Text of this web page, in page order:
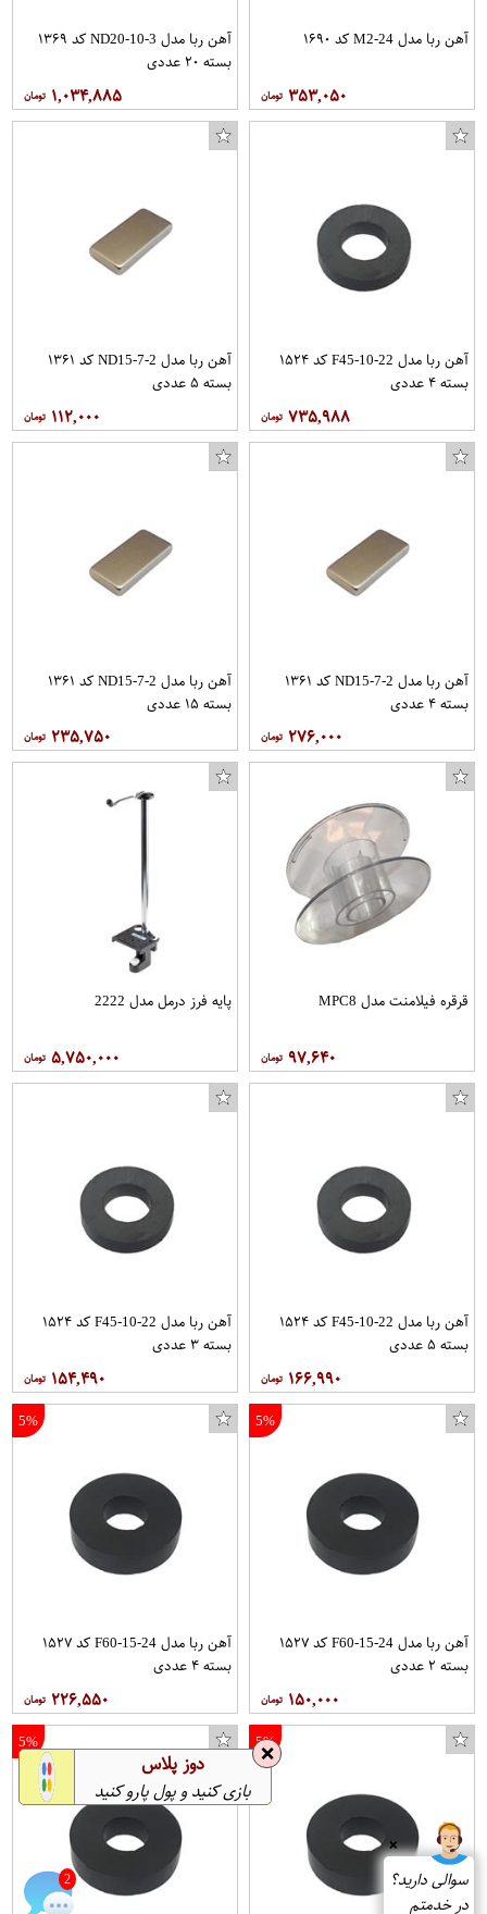
آهن ربا مدل M2-24 کد ۱۶۹۰
۳۵۳,۰۵۰
آهن ربا مدل ND20-10-3 کد ۱۳۶۹
بسته ۲۰ عددی
۱,۰۳۴,۸۸۵
آهن ربا مدل F45-10-22 کد ۱۵۲۴
بسته ۴ عددی
۷۳۵,۹۸۸
آهن ربا مدل ND15-7-2 کد ۱۳۶۱
بسته ۵ عددی
۱۱۲,۰۰۰
آهن ربا مدل ND15-7-2 کد ۱۳۶۱
بسته ۴ عددی
۲۷۶,۰۰۰
آهن ربا مدل ND15-7-2 کد ۱۳۶۱
بسته ۱۵ عددی
۲۳۵,۷۵۰
قرقره فیلامنت مدل MPC8
۹۷,۶۴۰
پایه فرز درمل مدل 2222
۵,۷۵۰,۰۰۰
آهن ربا مدل F45-10-22 کد ۱۵۲۴
بسته ۵ عددی
۱۶۶,۹۹۰
آهن ربا مدل F45-10-22 کد ۱۵۲۴
بسته ۳ عددی
۱۵۴,۴۹۰
5%
آهن ربا مدل F60-15-24 کد ۱۵۲۷
بسته ۲ عددی
۱۵۰,۰۰۰
5%
آهن ربا مدل F60-15-24 کد ۱۵۲۷
بسته ۴ عددی
۲۲۶,۵۵۰
5%
5%
❌
سوالی دارید؟
در خدمتم
2
❌ دوز پلاس
بازی کنید و پول پارو کنید